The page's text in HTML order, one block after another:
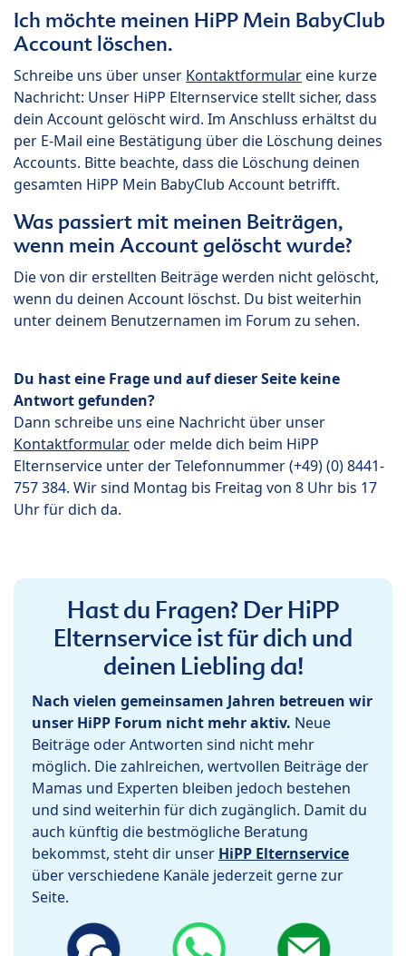
Ich möchte meinen HiPP Mein BabyClub
Account löschen.
Schreibe uns über unser Kontaktformulareine kurze
Nachricht: Unser HiPP Elternservice stellt sicher, dass
dein Account gelöscht wird. Im Anschluss erhältst du
per E-Mail eine Bestätigung über die Löschung deines
Accounts. Bitte beachte, dass die Löschung deinen
gesamten HiPP Mein BabyClub Account betrifft.
Was passiert mit meinen Beiträgen,
wenn mein Account gelöscht wurde?
Die von dir erstellten Beiträge werden nicht gelöscht,
wenn du deinen Account löschst. Du bist weiterhin
unter deinem Benutzernamen im Forum zu sehen.
Du hast eine Frage und auf dieser Seite keine
Antwort gefunden?
Dann schreibe uns eine Nachricht über unser
Kontaktformularoder melde dich beim HiPP
Elternservice unter der Telefonnummer (+49) (0) 8441-
757 384. Wir sind Montag bis Freitag von 8 Uhr bis 17
Uhr für dich da.
Hast du Fragen? Der HiPP
Elternservice ist für dich und
deinen Liebling da!
Nach vielen gemeinsamen Jahren betreuen wir
unser HiPP Forum nicht mehr aktiv. Neue
Beiträge oder Antworten sind nicht mehr
möglich. Die zahlreichen, wertvollen Beiträge der
Mamas und Experten bleiben jedoch bestehen
und sind weiterhin für dich zugänglich. Damit du
auch künftig die bestmögliche Beratung
bekommst, steht dir unser HiPP Elternservice
über verschiedene Kanäle jederzeit gerne zur
Seite.